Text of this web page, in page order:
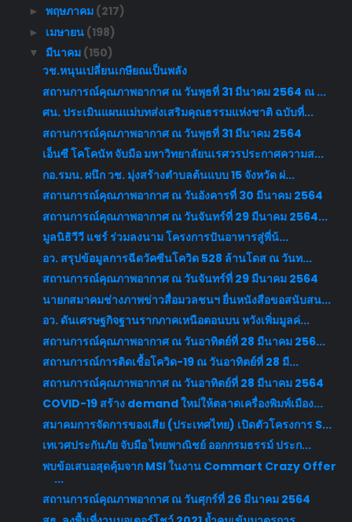
► พฤษภาคม (217)
► เมษายน (198)
▼ มีนาคม (150)
วช.หนุนเปลี่ยนเกษียณเป็นพลัง
สถานการณ์คุณภาพอากาศ ณ วันพุธที่ 31 มีนาคม 2564 ณ ...
ศน. ประเมินแผนแม่บทส่งเสริมคุณธรรมแห่งชาติ ฉบับที่...
สถานการณ์คุณภาพอากาศ ณ วันพุธที่ 31 มีนาคม 2564
เอ็นซี โคโคนัท จับมือ มหาวิทยาลัยนเรศวรประกาศความส...
กอ.รมน. ผนึก วช. มุ่งสร้างตำบลต้นแบบ 15 จังหวัด ผ่...
สถานการณ์คุณภาพอากาศ ณ วันอังคารที่ 30 มีนาคม 2564
สถานการณ์คุณภาพอากาศ ณ วันจันทร์ที่ 29 มีนาคม 2564...
มูลนิธิวีวี แชร์ ร่วมลงนาม โครงการปันอาหารสู่พี่น้...
อว. สรุปข้อมูลการฉีดวัคซีนโควิด 528 ล้านโดส ณ วันท...
สถานการณ์คุณภาพอากาศ ณ วันจันทร์ที่ 29 มีนาคม 2564
นายกสมาคมช่างภาพข่าวสื่อมวลชนฯ ยื่นหนังสือขอสนับสน...
อว. ดันเศรษฐกิจฐานรากภาคเหนือตอนบน หวังเพิ่มมูลค่...
สถานการณ์คุณภาพอากาศ ณ วันอาทิตย์ที่ 28 มีนาคม 256...
สถานการณ์การติดเชื้อโควิด-19 ณ วันอาทิตย์ที่ 28 มี...
สถานการณ์คุณภาพอากาศ ณ วันอาทิตย์ที่ 28 มีนาคม 2564
COVID-19 สร้าง demand ใหม่ให้ตลาดเครื่องพิมพ์เมือง...
สมาคมการจัดการของเสีย (ประเทศไทย) เปิดตัวโครงการ S...
เทเวศประกันภัย จับมือ ไทยพาณิชย์ ออกกรมธรรม์ ประก...
พบข้อเสนอสุดคุ้มจาก MSI ในงาน Commart Crazy Offer
...
สถานการณ์คุณภาพอากาศ ณ วันศุกร์ที่ 26 มีนาคม 2564